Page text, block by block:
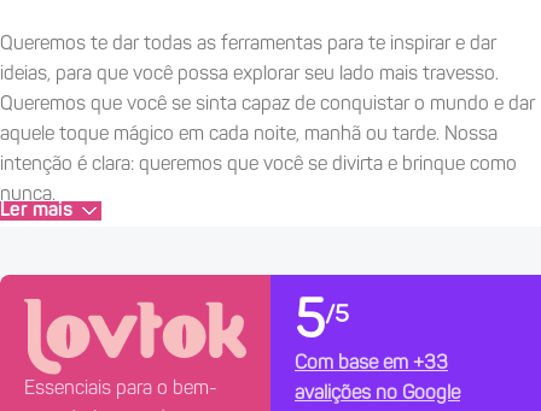
Queremos te dar todas as ferramentas para te inspirar e dar
ideias, para que você possa explorar seu lado mais travesso.
Queremos que você se sinta capaz de conquistar o mundo e dar
aquele toque mágico em cada noite, manhã ou tarde. Nossa
intenção é clara: queremos que você se divirta e brinque como
nunca.
~ O como ~
Sabemos que aqui você não encontrará tudo, pois não somos
um "tudo a cem". Acreditamos na qualidade sobre a quantidade;
Ler mais
Essenciais para o bem-
5/5
Com base em +33
avalições no Google